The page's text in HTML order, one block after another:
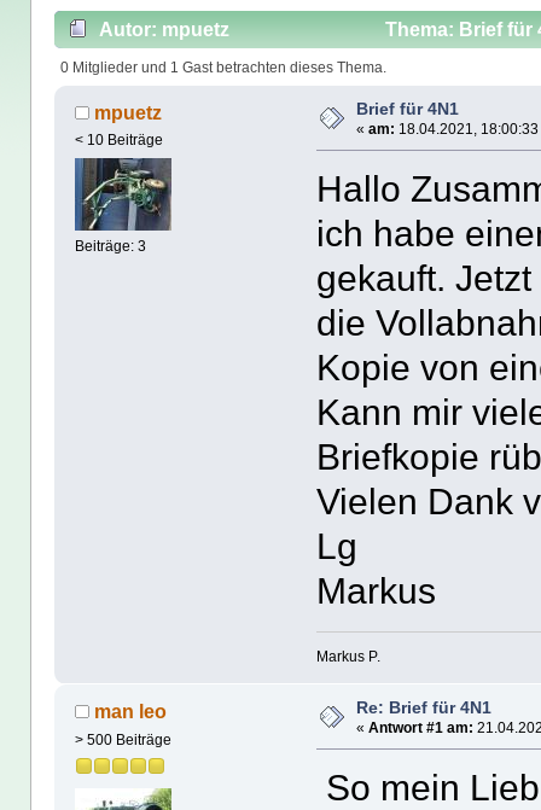
Autor: mpuetz Thema: Brief für
0 Mitglieder und 1 Gast betrachten dieses Thema.
mpuetz
< 10 Beiträge
Beiträge: 3
Brief für 4N1
« am: 18.04.2021, 18:00:33
Hallo
ich habe
gekauft.
die
Kopie von
Kann mir
Briefkopie
Vielen Dank
Lg
Markus
Markus P.
man leo
> 500 Beiträge
Re: Brief für 4N1
« Antwort #1 am:
So mein